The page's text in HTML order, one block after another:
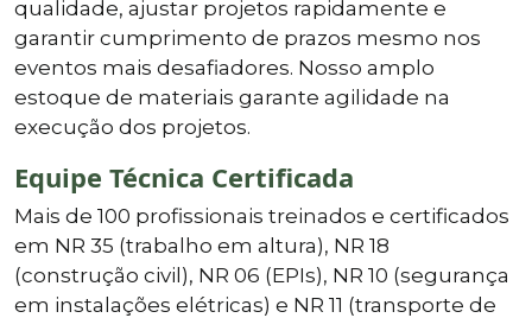
qualidade, ajustar projetos rapidamente e
garantir cumprimento de prazos mesmo nos
eventos mais desafiadores. Nosso amplo
estoque de materiais garante agilidade na
execução dos projetos.
Equipe Técnica Certificada
Mais de 100 profissionais treinados e certificados
em NR 35 (trabalho em altura), NR 18
(construção civil), NR 06 (EPIs), NR 10 (segurança
em instalações elétricas) e NR 11 (transporte de